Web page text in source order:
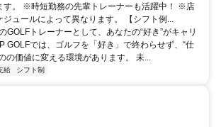
す。 ※時短勤務の先輩トレーナーも活躍中！ ※店
ジュールによって異なります。 【シフト例...
GOLFトレーナーとして、あなたの“好き”がキャリ
GOLFでは、ゴルフを「好き」で終わらせず、“仕
の価値に変える環境があります。 未...
給 シフト制